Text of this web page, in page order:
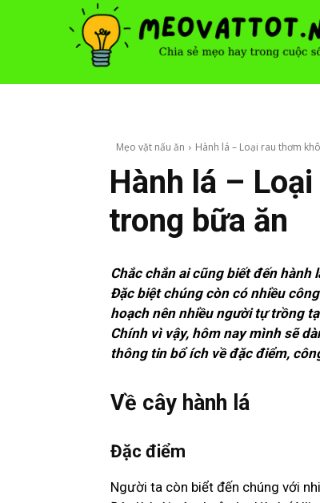
Mẹo vặt nấu ăn Hành lá – Loại rau thơm
Hành lá –
trong bữa ăn
Chắc chắn ai cũng biết đến hành
Đặc biệt chúng còn có nhiều
hoạch nên nhiều người tự trồng
Chính vì vậy, hôm nay mình sẽ
thông tin bổ ích về đặc điểm,
Về cây hành lá
Đặc điểm
Người ta còn biểt đến chúng với